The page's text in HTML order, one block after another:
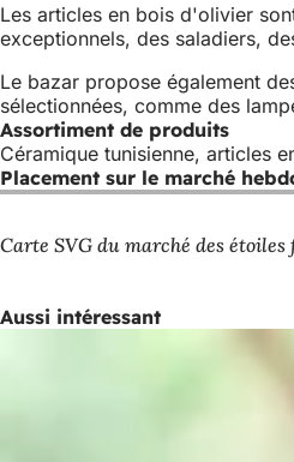
Les articles en bois d'olivier
exceptionnels, des saladiers,
Le bazar propose également
sélectionnées, comme des
Assortiment de produits
Céramique tunisienne, articles
Placement sur le marché
Carte SVG du marché des
Aussi intéressant